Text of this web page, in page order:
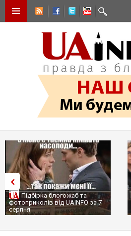
Підбірка блогожаб та
фотоприколів від UAINFO за 7
серпня